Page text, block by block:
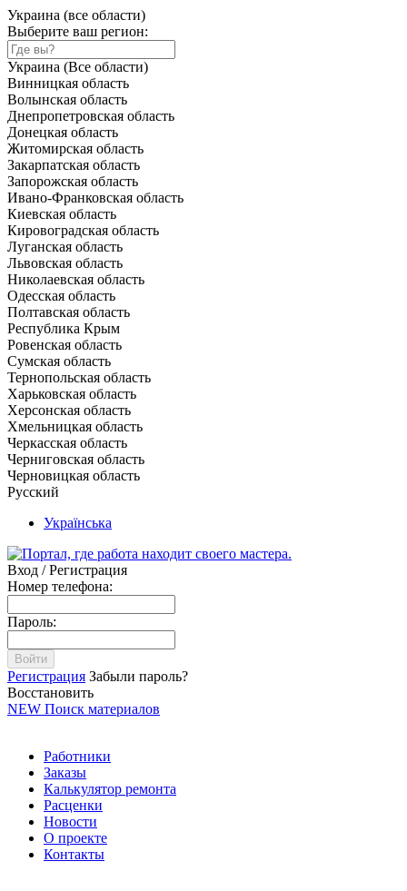
Украина (все области)
Выберите ваш регион:
Украина (Все области)
Винницкая область
Волынская область
Днепропетровская область
Донецкая область
Житомирская область
Закарпатская область
Запорожская область
Ивано-Франковская область
Киевская область
Кировоградская область
Луганская область
Львовская область
Николаевская область
Одесская область
Полтавская область
Республика Крым
Ровенская область
Сумская область
Тернопольская область
Харьковская область
Херсонская область
Хмельницкая область
Черкасская область
Черниговская область
Черновицкая область
Русский
Українська
Вход / Регистрация
Номер телефона:
Пароль:
Войти
Регистрация Забыли пароль?
Восстановить
NEW Поиск материалов
Работники
Заказы
Калькулятор ремонта
Расценки
Новости
О проекте
Контакты